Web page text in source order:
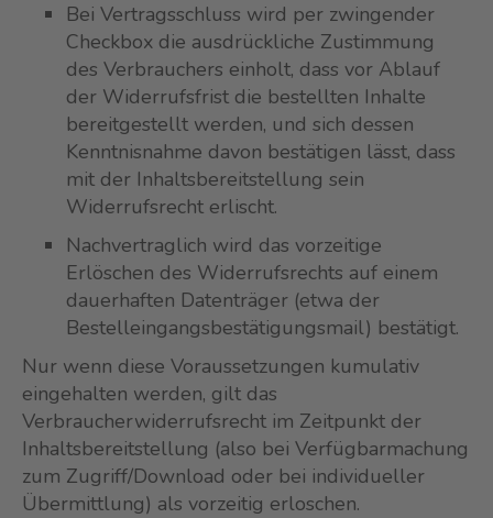
Bei Vertragsschluss wird per zwingender
Checkbox die ausdrückliche Zustimmung
des Verbrauchers einholt, dass vor Ablauf
der Widerrufsfrist die bestellten Inhalte
bereitgestellt werden, und sich dessen
Kenntnisnahme davon bestätigen lässt, dass
mit der Inhaltsbereitstellung sein
Widerrufsrecht erlischt.
Nachvertraglich wird das vorzeitige
Erlöschen des Widerrufsrechts auf einem
dauerhaften Datenträger (etwa der
Bestelleingangsbestätigungsmail) bestätigt.
Nur wenn diese Voraussetzungen kumulativ
eingehalten werden, gilt das
Verbraucherwiderrufsrecht im Zeitpunkt der
Inhaltsbereitstellung (also bei Verfügbarmachung
zum Zugriff/Download oder bei individueller
Übermittlung) als vorzeitig erloschen.